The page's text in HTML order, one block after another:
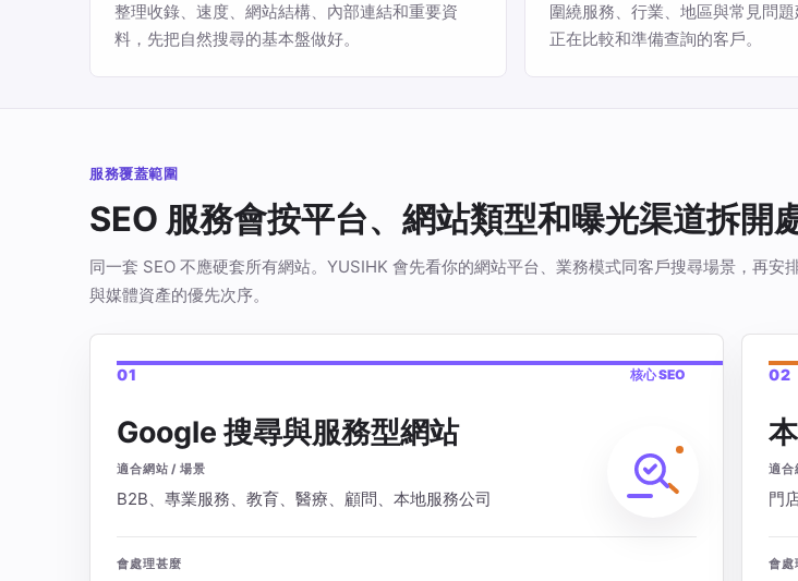
整理收錄、速度、網站結構、內部連結和重要資
料，先把自然搜尋的基本盤做好。
圍繞服務、行業、地區與常見問
正在比較和準備查詢的客戶。
服務覆蓋範圍
SEO 服務會按平台、網站類型和曝光渠道拆開
同一套 SEO 不應硬套所有網站。YUSIHK 會先看你的網站平台、業務模式同客戶搜尋場景，再安
與媒體資產的優先次序。
01 核心 SEO
Google 搜尋與服務型網站
適合網站 / 場景
B2B、專業服務、教育、醫療、顧問、本地服務公司
會處理甚麼
02
適合
門
會處